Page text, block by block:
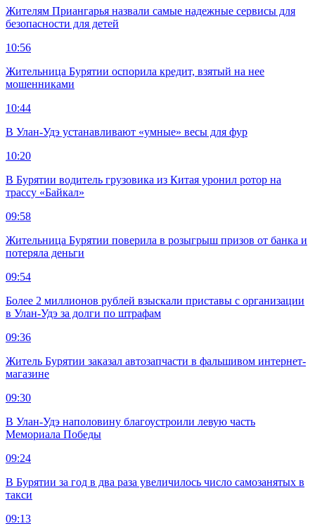
Жителям Приангарья назвали самые надежные сервисы для
безопасности для детей
10:56
Жительница Бурятии оспорила кредит, взятый на нее
мошенниками
10:44
В Улан-Удэ устанавливают «умные» весы для фур
10:20
В Бурятии водитель грузовика из Китая уронил ротор на
трассу «Байкал»
09:58
Жительница Бурятии поверила в розыгрыш призов от банка и
потеряла деньги
09:54
Более 2 миллионов рублей взыскали приставы с организации
в Улан-Удэ за долги по штрафам
09:36
Житель Бурятии заказал автозапчасти в фальшивом интернет-
магазине
09:30
В Улан-Удэ наполовину благоустроили левую часть
Мемориала Победы
09:24
В Бурятии за год в два раза увеличилось число самозанятых в
такси
09:13